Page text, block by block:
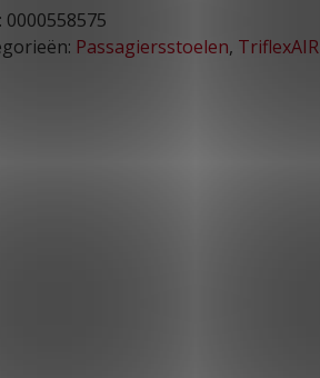
0000558575
Passagiersstoelen, TriflexAIR